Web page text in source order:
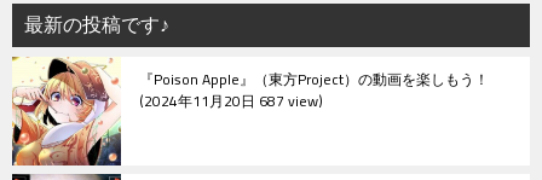
シ
ョ
ン
最新の投稿です♪
『Poison Apple』（東方Project）の動画を楽しもう！
2024年11月20日 687 view